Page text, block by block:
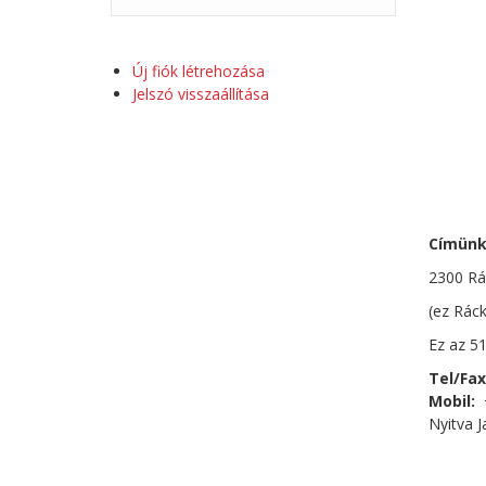
Új fiók létrehozása
Jelszó visszaállítása
2300
(ez
Ez az
Tel/
Mobil:
Nyitva